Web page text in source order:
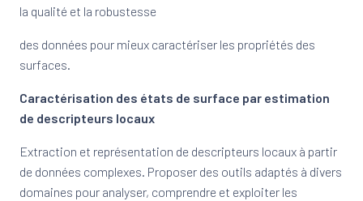
la qualité et la robustesse
des données pour mieux caractériser les propriétés des
surfaces.
Caractérisation des états de surface par estimation
de descripteurs locaux
Extraction et représentation de descripteurs locaux à partir
de données complexes. Proposer des outils adaptés à divers
domaines pour analyser, comprendre et exploiter les